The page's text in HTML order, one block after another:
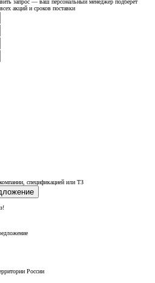
запрос — ваш персональный менеджер подберет
акций и сроков поставки
спецификацией или ТЗ
России